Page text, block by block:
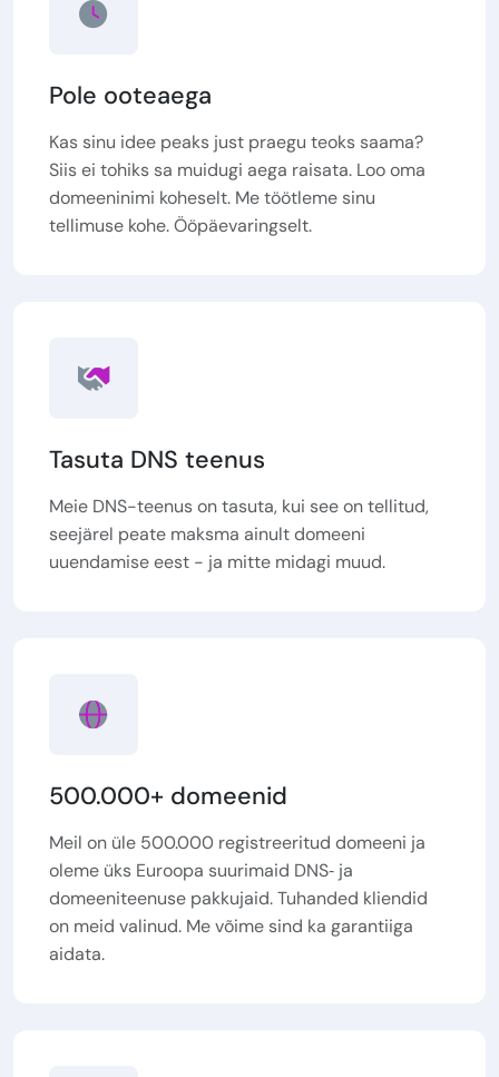
Pole ooteaega
Kas sinu idee peaks just praegu teoks saama?
Siis ei tohiks sa muidugi aega raisata. Loo oma
domeeninimi koheselt. Me töötleme sinu
tellimuse kohe. Ööpäevaringselt.
Tasuta DNS teenus
Meie DNS-teenus on tasuta, kui see on tellitud,
seejärel peate maksma ainult domeeni
uuendamise eest - ja mitte midagi muud.
500.000+ domeenid
Meil on üle 500.000 registreeritud domeeni ja
oleme üks Euroopa suurimaid DNS‑ ja
domeeniteenuse pakkujaid. Tuhanded kliendid
on meid valinud. Me võime sind ka garantiiga
aidata.